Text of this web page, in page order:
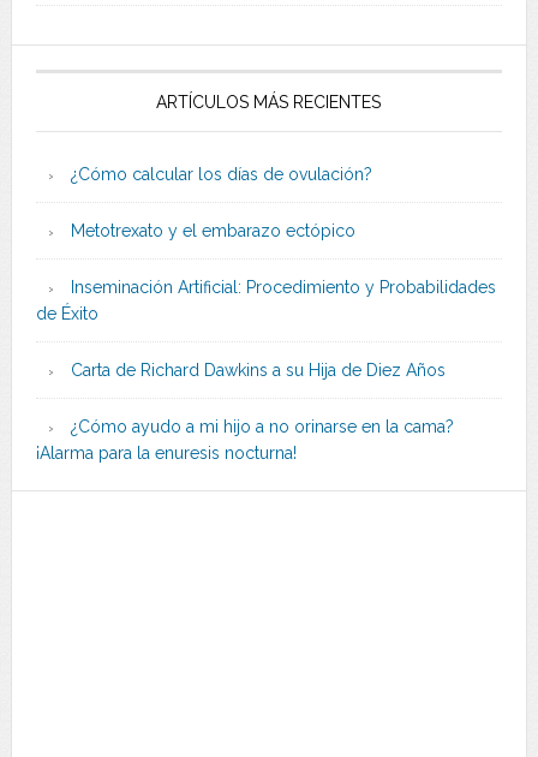
ARTÍCULOS MÁS RECIENTES
¿Cómo calcular los días de ovulación?
Metotrexato y el embarazo ectópico
Inseminación Artificial: Procedimiento y Probabilidades
de Éxito
Carta de Richard Dawkins a su Hija de Diez Años
¿Cómo ayudo a mi hijo a no orinarse en la cama?
¡Alarma para la enuresis nocturna!